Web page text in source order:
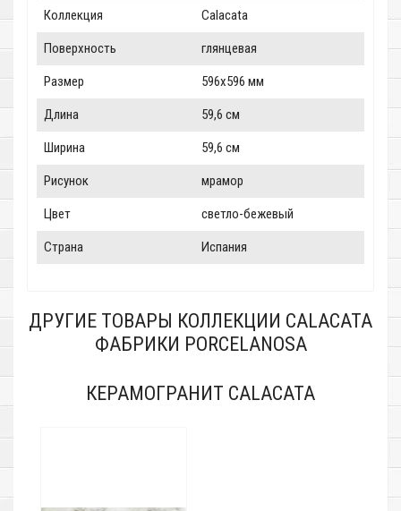
Коллекция Calacata
Поверхность глянцевая
Размер 596x596 мм
Длина 59,6 см
Ширина 59,6 см
Рисунок мрамор
Цвет светло-бежевый
Страна Испания
ДРУГИЕ ТОВАРЫ КОЛЛЕКЦИИ CALACATA
ФАБРИКИ PORCELANOSA
КЕРАМОГРАНИТ CALACATA